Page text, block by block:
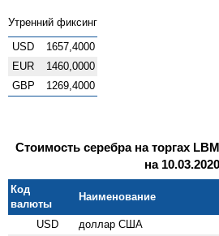
Утренний фиксинг
USD
1657,4000
EUR
1460,0000
GBP
1269,4000
Стоимость серебра на торгах
на 10.03.2020
Код
валюты
Наименование
USD доллар США